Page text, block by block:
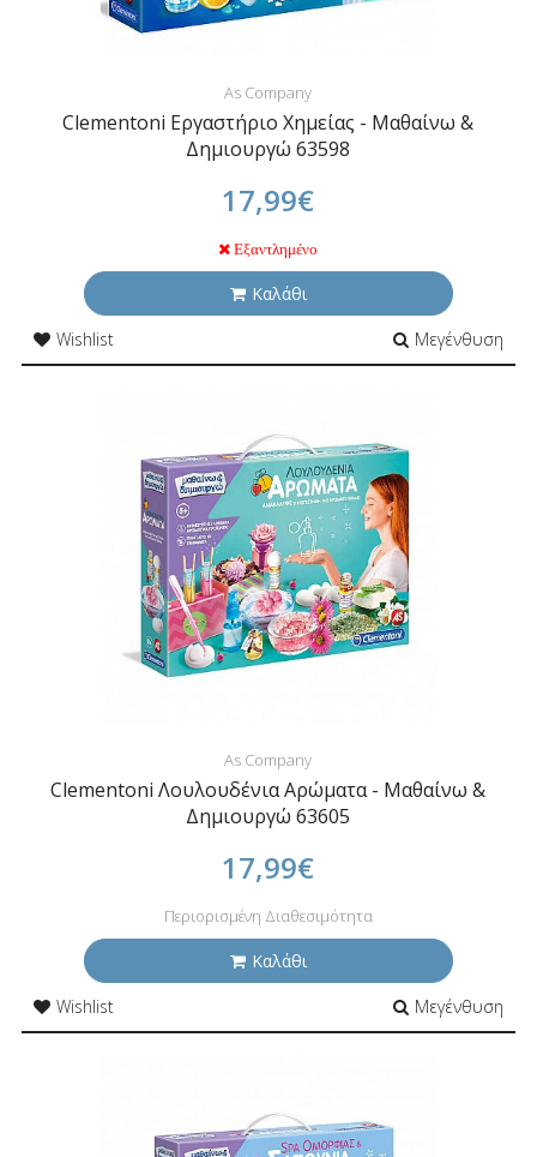
As Company
Clementoni Εργαστήριο Χημείας - Μαθαίνω &
Δημιουργώ 63598
17,99€
Εξαντλημένο
Καλάθι
Wishlist
Μεγένθυση
As Company
Clementoni Λουλουδένια Αρώματα - Μαθαίνω &
Δημιουργώ 63605
17,99€
Περιορισμένη Διαθεσιμότητα
Καλάθι
Wishlist
Μεγένθυση